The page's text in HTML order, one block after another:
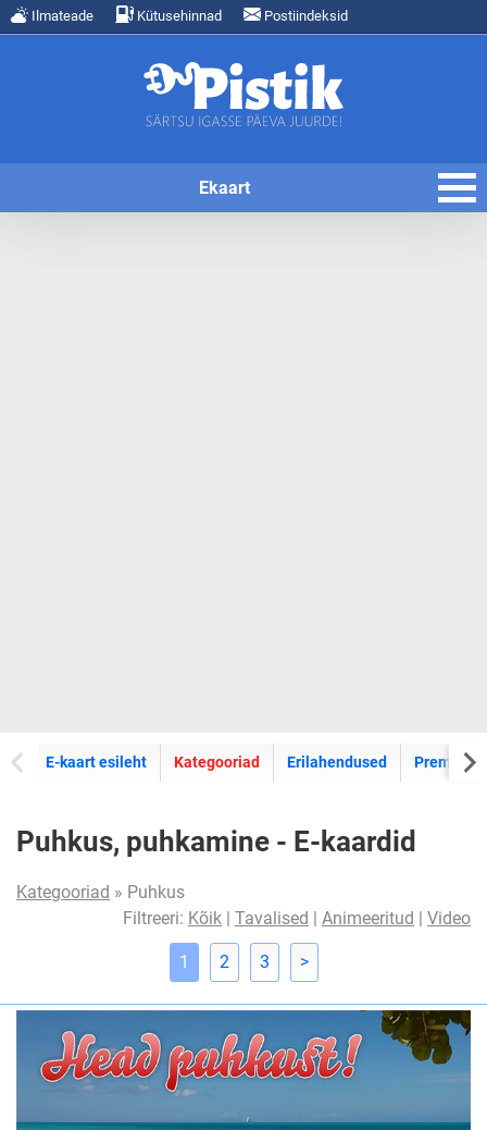
Ilmateade Kütusehinnad Postiindeksid
Ekaart
E-kaart esileht E-kaartide
Kategooriad Erilahendused Premium
Puhkus, puhkamine - E-kaardid
Kategooriad » Puhkus
Filtreeri: Kõik | Tavalised | Animeeritud | Video
1 2 3 >